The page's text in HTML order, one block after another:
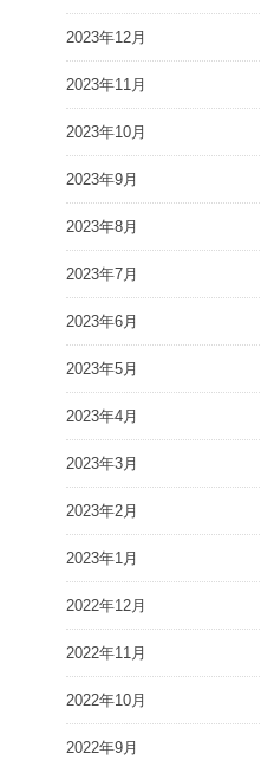
2023年12月
2023年11月
2023年10月
2023年9月
2023年8月
2023年7月
2023年6月
2023年5月
2023年4月
2023年3月
2023年2月
2023年1月
2022年12月
2022年11月
2022年10月
2022年9月